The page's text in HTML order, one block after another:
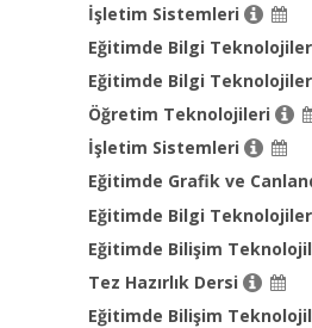
İşletim Sistemleri
Eğitimde Bilgi
Eğitimde Bilgi
Öğretim Teknolojileri
İşletim Sistemleri
Eğitimde Grafik ve
Eğitimde Bilgi
Eğitimde Bilişim
Tez Hazırlık Dersi
Eğitimde Bilişim